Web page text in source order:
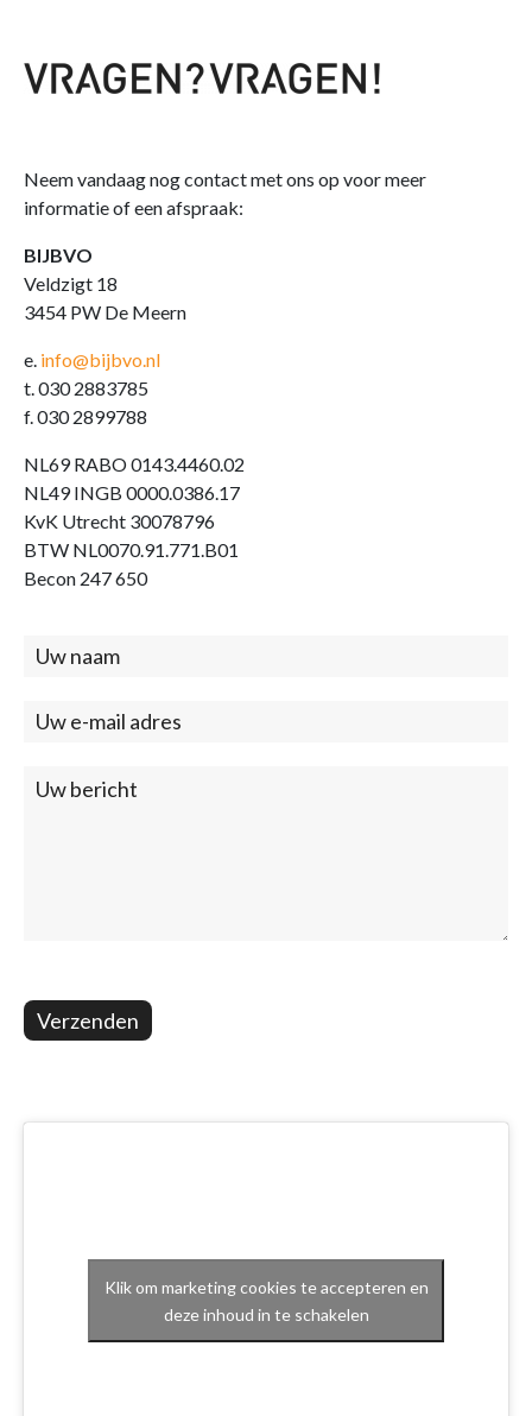
Neem vandaag nog contact met ons op voor meer
informatie of een afspraak:
BIJBVO
Veldzigt 18
3454 PW De Meern
e. info@bijbvo.nl
t. 030 2883785
f. 030 2899788
NL69 RABO 0143.4460.02
NL49 INGB 0000.0386.17
KvK Utrecht 30078796
BTW NL0070.91.771.B01
Becon 247 650
Contact
Verzenden
Klik om marketing cookies te accepteren en
deze inhoud in te schakelen